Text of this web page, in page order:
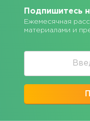
Подпишитесь
Ежемесячная
материалами и